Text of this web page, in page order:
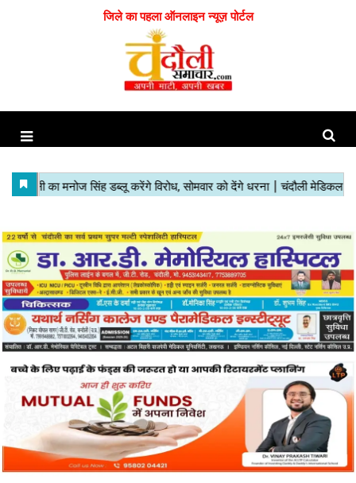
जिले का पहला ऑनलाइन न्यूज़ पोर्टल